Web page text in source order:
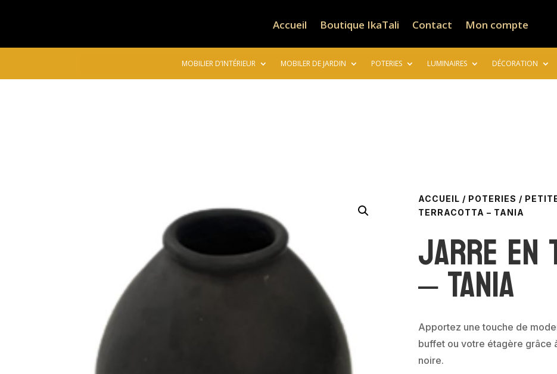
Accueil Boutique IkaTali Contact Mon compte
MOBILIER D’INTÉRIEUR MOBILER DE JARDIN POTERIES LUMINAIRES DÉCORATION
ACCUEIL / POTERIES /
TERRACOTTA – TANIA
Jarre
– TANIA
Apportez une touche de
buffet ou votre étagère grâce
noire.